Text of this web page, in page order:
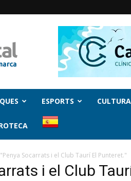
ESPORTS CULTURA
Socarrats i el Club Taurí El Punteret."
i el Club